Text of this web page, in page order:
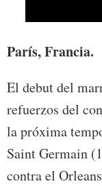
París, Francia.
El debut del
refuerzos del
la próxima
Saint Germain
contra el